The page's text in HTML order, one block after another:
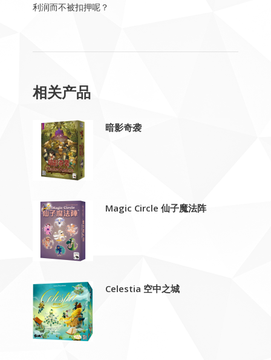
利润而不被扣押呢？
相关产品
暗影奇袭
Magic Circle 仙子魔法阵
Celestia 空中之城